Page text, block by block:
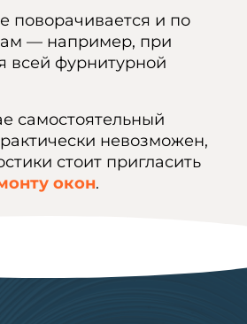
поворачивается и по
— например, при
всей фурнитурной
самостоятельный
невозможен,
стоит пригласить
окон.